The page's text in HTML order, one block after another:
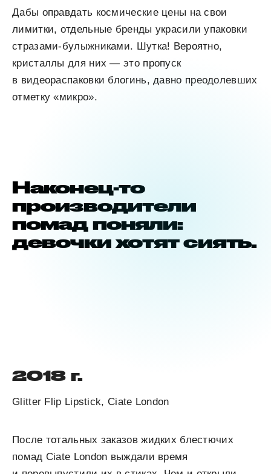
Дабы оправдать космические цены на свои
лимитки, отдельные бренды украсили упаковки
стразами-булыжниками. Шутка! Вероятно,
кристаллы для них — это пропуск
в видеораспаковки блогинь, давно преодолевших
отметку «микро».
Наконец-то
производители
помад поняли:
девочки хотят сиять.
2018 г.
Glitter Flip Lipstick, Ciate London
После тотальных заказов жидких блестючих
помад Ciate London выждали время